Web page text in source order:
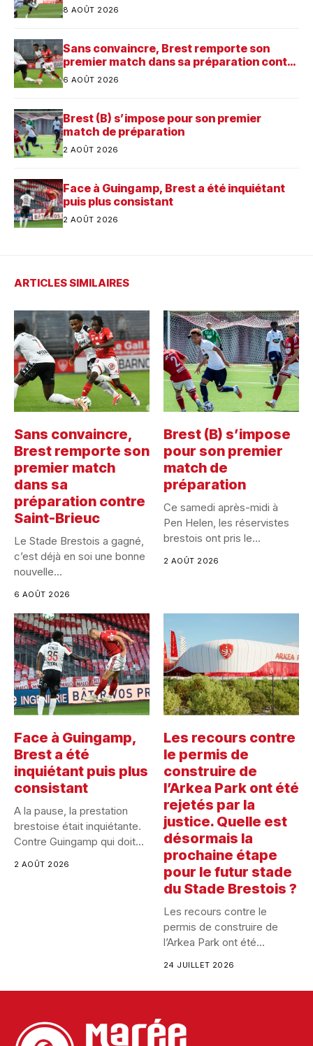
8 AOÛT 2026
Sans convaincre, Brest remporte son
premier match dans sa préparation contre
Saint-Brieuc
6 AOÛT 2026
Brest (B) s’impose pour son premier
match de préparation
2 AOÛT 2026
Face à Guingamp, Brest a été inquiétant
puis plus consistant
2 AOÛT 2026
ARTICLES SIMILAIRES
Sans convaincre,
Brest remporte son
premier match
dans sa
préparation contre
Saint-Brieuc
Le Stade Brestois a gagné,
c’est déjà en soi une bonne
nouvelle...
6 AOÛT 2026
Brest (B) s’impose
pour son premier
match de
préparation
Ce samedi après-midi à
Pen Helen, les réservistes
brestois ont pris le...
2 AOÛT 2026
Face à Guingamp,
Brest a été
inquiétant puis plus
consistant
A la pause, la prestation
brestoise était inquiétante.
Contre Guingamp qui doit...
2 AOÛT 2026
Les recours contre
le permis de
construire de
l’Arkea Park ont été
rejetés par la
justice. Quelle est
désormais la
prochaine étape
pour le futur stade
du Stade Brestois ?
Les recours contre le
permis de construire de
l’Arkea Park ont été...
24 JUILLET 2026